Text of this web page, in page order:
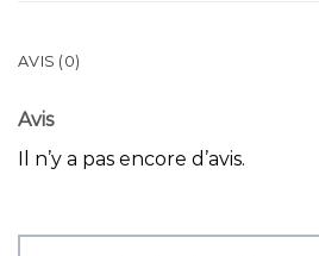
AVIS (0)
Avis
Il n’y a pas encore d’avis.